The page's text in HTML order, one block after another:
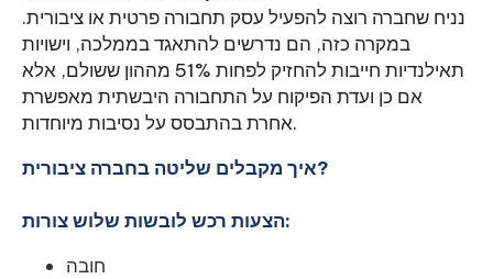
נניח שחברה רוצה להפעיל עסק תחבורה פרטית או ציבורית.
במקרה כזה, הם נדרשים להתאגד בממלכה, וישויות
תאילנדיות חייבות להחזיק לפחות 51% מההון ששולם, אלא
אם כן ועדת הפיקוח על התחבורה היבשתית מאפשרת
אחרת בהתבסס על נסיבות מיוחדות.
איך מקבלים שליטה בחברה ציבורית?
הצעות רכש לובשות שלוש צורות:
חובה